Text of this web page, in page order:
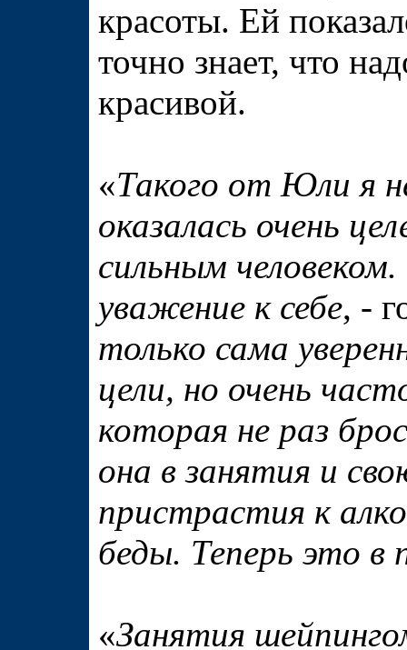
красоты. Ей
точно знает, что
красивой.
«Такого от Юли я
оказалась очень
сильным
уважение к себе, -
только сама
цели, но очень
которая не раз
она в занятия и
пристрастия к
беды. Теперь это в
«Занятия